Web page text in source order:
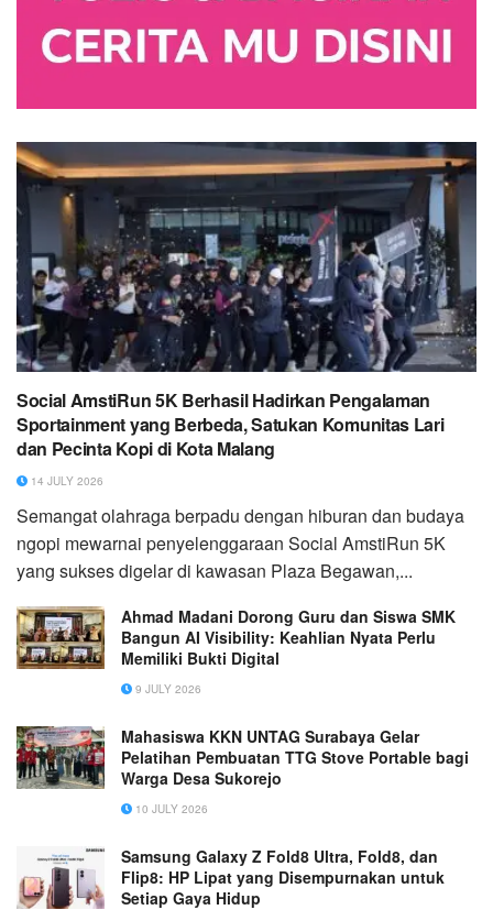
Social AmstiRun 5K Berhasil Hadirkan Pengalaman
Sportainment yang Berbeda, Satukan Komunitas Lari
dan Pecinta Kopi di Kota Malang
14 JULY 2026
Semangat olahraga berpadu dengan hiburan dan budaya
ngopi mewarnai penyelenggaraan Social AmstiRun 5K
yang sukses digelar di kawasan Plaza Begawan,...
Ahmad Madani Dorong Guru dan Siswa SMK
Bangun AI Visibility: Keahlian Nyata Perlu
Memiliki Bukti Digital
9 JULY 2026
Mahasiswa KKN UNTAG Surabaya Gelar
Pelatihan Pembuatan TTG Stove Portable bagi
Warga Desa Sukorejo
10 JULY 2026
Samsung Galaxy Z Fold8 Ultra, Fold8, dan
Flip8: HP Lipat yang Disempurnakan untuk
Setiap Gaya Hidup